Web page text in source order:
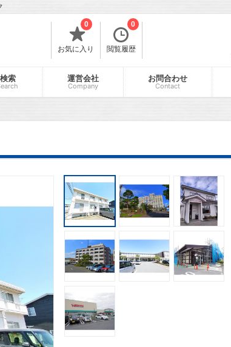
お気に入り
0
閲覧履歴
0
索 運営会社
Company
お問合わせ
Contact